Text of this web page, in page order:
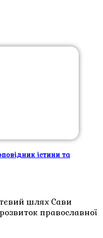
істини та
православної